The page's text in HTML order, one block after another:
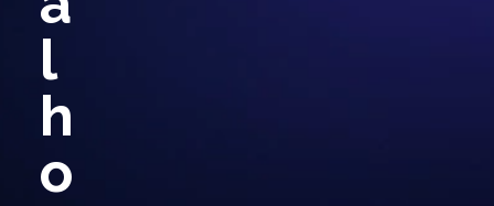
l
h
o